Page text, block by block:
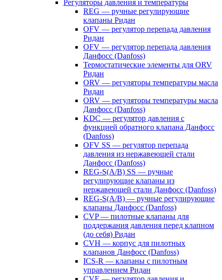
Регуляторы давления и температуры
REG — ручные регулирующие
клапаны Ридан
OFV — регулятор перепада давления
Ридан
OFV — регулятор перепада давления
Данфосс (Danfoss)
Термостатические элементы для ORV
Ридан
ORV — регуляторы температуры масла
Ридан
ORV — регуляторы температуры масла
Данфосс (Danfoss)
KDC — регулятор давления с
функцией обратного клапана Данфосс
(Danfoss)
OFV SS — регулятор перепада
давления из нержавеющей стали
Данфосс (Danfoss)
REG-S(A/B) SS — ручные
регулирующие клапаны из
нержавеющей стали Данфосс (Danfoss)
REG-S(A/B) — ручные регулирующие
клапаны Данфосс (Danfoss)
CVP — пилотные клапаны для
поддержания давления перед клапном
(до себя) Ридан
CVH — корпус для пилотных
клапанов Данфосс (Danfoss)
ICS-R — клапаны с пилотным
управлением Ридан